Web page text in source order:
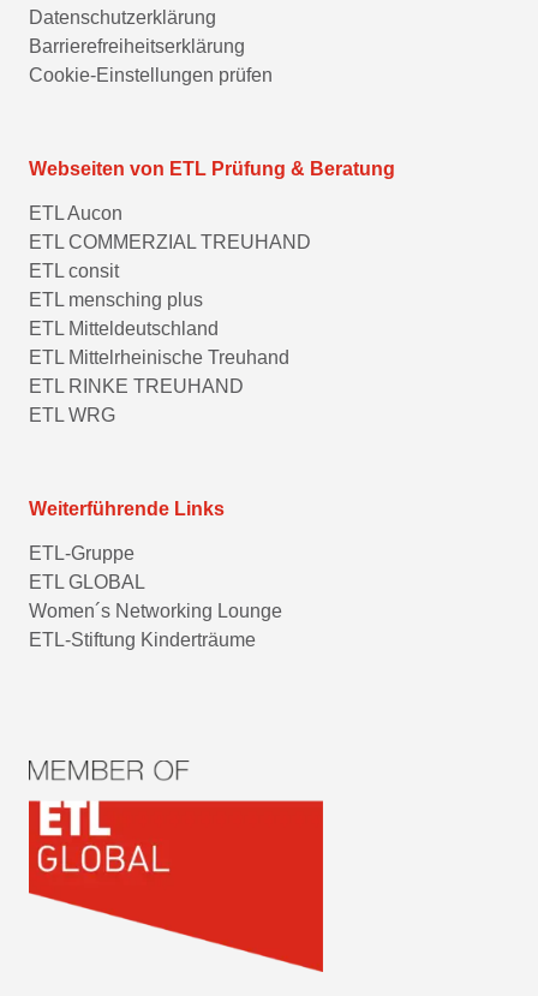
Datenschutzerklärung
Barrierefreiheitserklärung
Cookie-Einstellungen prüfen
Webseiten von ETL Prüfung & Beratung
ETL Aucon
ETL COMMERZIAL TREUHAND
ETL consit
ETL mensching plus
ETL Mitteldeutschland
ETL Mittelrheinische Treuhand
ETL RINKE TREUHAND
ETL WRG
Weiterführende Links
ETL-Gruppe
ETL GLOBAL
Women´s Networking Lounge
ETL-Stiftung Kinderträume